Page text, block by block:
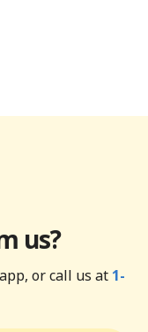
us?
or call us at 1-